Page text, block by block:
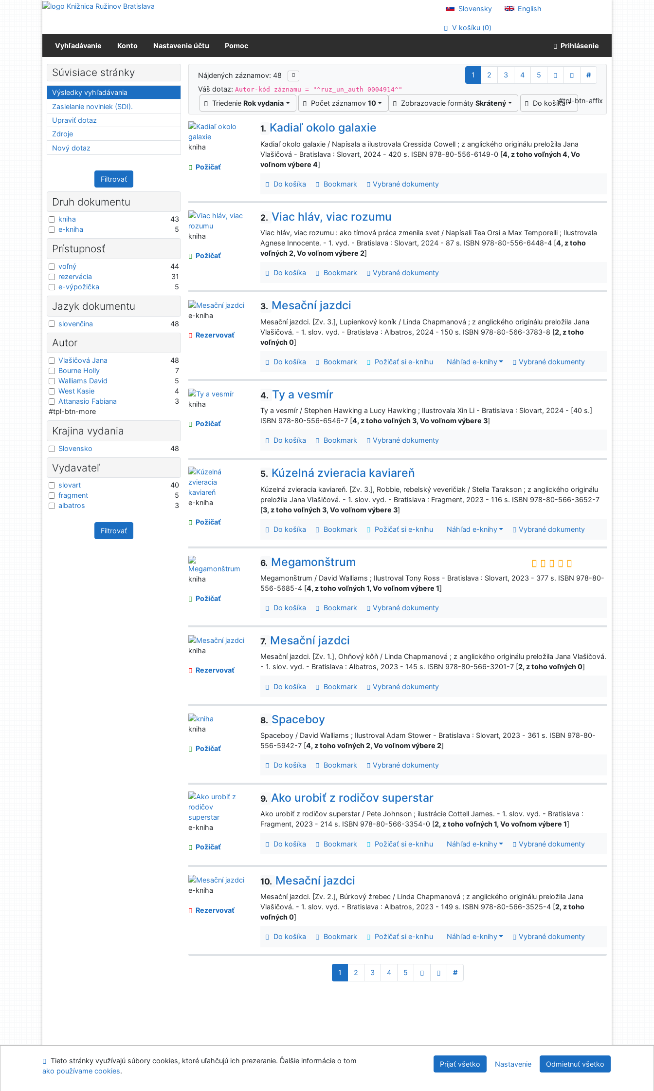
Prejsť na obsah
Slovensky English
V košíku (0)
Vyhľadávanie Konto Nastavenie účtu Pomoc Prihlásenie
Výsledky vyhľadávania
Nájdených záznamov: 48 1 2 3 4 5
#
Váš dotaz:Autor-kód záznamu = "^ruz_un_auth 0004914^"
Triedenie Rok vydania Počet záznamov 10 Zobrazovacie formáty Skrátený Do košíka#tpl-btn-affix
1. Kadiaľ okolo galaxie
Kadiaľ okolo galaxie / Napísala a ilustrovala Cressida Cowell ; z anglického originálu preložila Jana
Vlašičová - Bratislava : Slovart, 2024 - 420 s. ISBN 978-80-556-6149-0 [4, z toho voľných 4, Vo
voľnom výbere 4]
Do košíka Bookmark Vybrané dokumenty
kniha
Požičať
2. Viac hláv, viac rozumu
Viac hláv, viac rozumu : ako tímová práca zmenila svet / Napísali Tea Orsi a Max Temporelli ; Ilustrovala
Agnese Innocente. - 1. vyd. - Bratislava : Slovart, 2024 - 87 s. ISBN 978-80-556-6448-4 [4, z toho
voľných 2, Vo voľnom výbere 2]
Do košíka Bookmark Vybrané dokumenty
kniha
Požičať
3. Mesační jazdci
Mesační jazdci. [Zv. 3.], Lupienkový koník / Linda Chapmanová ; z anglického originálu preložila Jana
Vlašičová. - 1. slov. vyd. - Bratislava : Albatros, 2024 - 150 s. ISBN 978-80-566-3783-8 [2, z toho
voľných 0]
Do košíka Bookmark Požičať si e-knihu Náhľad e-knihy Vybrané dokumenty
e-kniha
Rezervovať
4. Ty a vesmír
Ty a vesmír / Stephen Hawking a Lucy Hawking ; Ilustrovala Xin Li - Bratislava : Slovart, 2024 - [40 s.]
ISBN 978-80-556-6546-7 [4, z toho voľných 3, Vo voľnom výbere 3]
Do košíka Bookmark Vybrané dokumenty
kniha
Požičať
5. Kúzelná zvieracia kaviareň
Kúzelná zvieracia kaviareň. [Zv. 3.], Robbie, rebelský veveričiak / Stella Tarakson ; z anglického originálu
preložila Jana Vlašičová. - 1. slov. vyd. - Bratislava : Fragment, 2023 - 116 s. ISBN 978-80-566-3652-7
[3, z toho voľných 3, Vo voľnom výbere 3]
Do košíka Bookmark Požičať si e-knihu Náhľad e-knihy Vybrané dokumenty
e-kniha
Požičať
6. Megamonštrum
Megamonštrum / David Walliams ; Ilustroval Tony Ross - Bratislava : Slovart, 2023 - 377 s. ISBN 978-80-
556-5685-4 [4, z toho voľných 1, Vo voľnom výbere 1]
Do košíka Bookmark Vybrané dokumenty
kniha
Požičať
7. Mesační jazdci
Mesační jazdci. [Zv. 1.], Ohňový kôň / Linda Chapmanová ; z anglického originálu preložila Jana Vlašičová.
- 1. slov. vyd. - Bratislava : Albatros, 2023 - 145 s. ISBN 978-80-566-3201-7 [2, z toho voľných 0]
Do košíka Bookmark Vybrané dokumenty
kniha
Rezervovať
8. Spaceboy
Spaceboy / David Walliams ; Ilustroval Adam Stower - Bratislava : Slovart, 2023 - 361 s. ISBN 978-80-
556-5942-7 [4, z toho voľných 2, Vo voľnom výbere 2]
Do košíka Bookmark Vybrané dokumenty
kniha
Požičať
9. Ako urobiť z rodičov superstar
Ako urobiť z rodičov superstar / Pete Johnson ; ilustrácie Cottell James. - 1. slov. vyd. - Bratislava :
Fragment, 2023 - 214 s. ISBN 978-80-566-3354-0 [2, z toho voľných 1, Vo voľnom výbere 1]
Do košíka Bookmark Požičať si e-knihu Náhľad e-knihy Vybrané dokumenty
e-kniha
Požičať
10. Mesační jazdci
Mesační jazdci. [Zv. 2.], Búrkový žrebec / Linda Chapmanová ; z anglického originálu preložila Jana
Vlašičová. - 1. slov. vyd. - Bratislava : Albatros, 2023 - 149 s. ISBN 978-80-566-3525-4 [2, z toho
voľných 0]
Do košíka Bookmark Požičať si e-knihu Náhľad e-knihy Vybrané dokumenty
e-kniha
Rezervovať
1 2 3 4 5 #
Súvisiace stránky
Výsledky vyhľadávania
Zasielanie noviniek (SDI).
Upraviť dotaz
Zdroje
Nový dotaz
Filtrovať
Druh dokumentu
kniha
43
e-kniha
5
Prístupnosť
voľný
44
rezervácia
31
e-výpožička
5
Jazyk dokumentu
slovenčina 48
Autor
Vlašičová Jana
48
Bourne Holly
7
Walliams David
5
West Kasie
4
Attanasio Fabiana
3
#tpl-btn-more
Krajina vydania
Slovensko 48
Vydavateľ
slovart
40
fragment
5
albatros
3
Filtrovať
Mapa stránok Prístupnosť Súkromie
Modul OpenSearch
Knižnica Ružinov Bratislava
Tieto stránky využívajú súbory cookies, ktoré uľahčujú ich prezeranie. Ďalšie informácie o tom
ako používame cookies.
Prijať všetko Nastavenie Odmietnuť všetko